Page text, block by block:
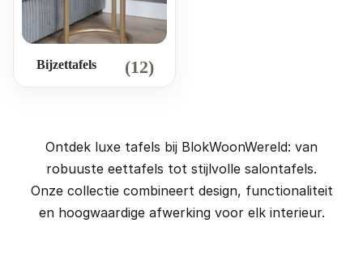
Bijzettafels (12)
Ontdek luxe tafels bij BlokWoonWereld: van
robuuste eettafels tot stijlvolle salontafels.
Onze collectie combineert design, functionaliteit
en hoogwaardige afwerking voor elk interieur.